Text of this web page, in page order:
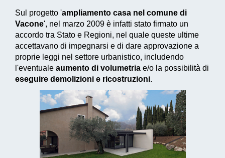
Sul progetto 'ampliamento casa nel comune di
Vacone', nel marzo 2009 è infatti stato firmato un
accordo tra Stato e Regioni, nel quale queste ultime
accettavano di impegnarsi e di dare approvazione a
proprie leggi nel settore urbanistico, includendo
l'eventuale aumento di volumetria e/o la possibilità di
eseguire demolizioni e ricostruzioni.